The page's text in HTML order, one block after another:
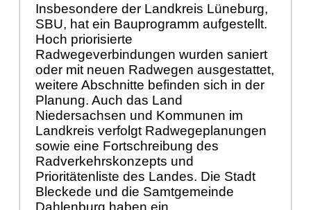
Insbesondere der Landkreis Lüneburg,
SBU, hat ein Bauprogramm aufgestellt.
Hoch priorisierte
Radwegeverbindungen wurden saniert
oder mit neuen Radwegen ausgestattet,
weitere Abschnitte befinden sich in der
Planung. Auch das Land
Niedersachsen und Kommunen im
Landkreis verfolgt Radwegeplanungen
sowie eine Fortschreibung des
Radverkehrskonzepts und
Prioritätenliste des Landes. Die Stadt
Bleckede und die Samtgemeinde
Dahlenburg haben ein